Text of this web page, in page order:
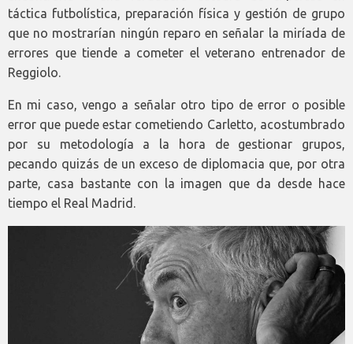
táctica futbolística, preparación física y gestión de grupo
que no mostrarían ningún reparo en señalar la miríada de
errores que tiende a cometer el veterano entrenador de
Reggiolo.
En mi caso, vengo a señalar otro tipo de error o posible
error que puede estar cometiendo Carletto, acostumbrado
por su metodología a la hora de gestionar grupos,
pecando quizás de un exceso de diplomacia que, por otra
parte, casa bastante con la imagen que da desde hace
tiempo el Real Madrid.